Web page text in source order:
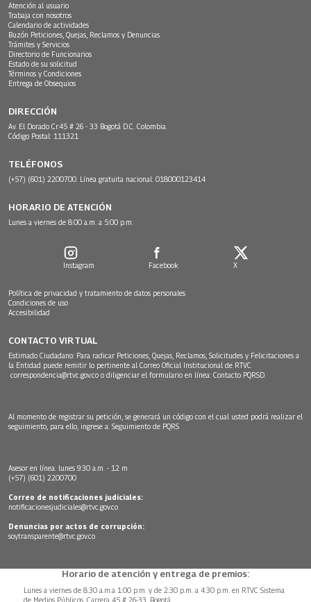
Atención al usuario
Trabaja con nosotros
Calendario de actividades
Buzón Peticiones, Quejas, Reclamos y Denuncias
Trámites y Servicios
Directorio de Funcionarios
Estado de su solicitud
Términos y Condiciones
Entrega de Obsequios
DIRECCIÓN
Av. El Dorado Cr.45 # 26 - 33 Bogotá D.C. Colombia.
Código Postal: 111321
TELÉFONOS
(+57) (601) 2200700. Línea gratuita nacional: 018000123414
HORARIO DE ATENCIÓN
Lunes a viernes de 8:00 a.m. a 5:00 p.m.
Instagram Facebook X
Política de privacidad y tratamiento de datos personales
Condiciones de uso
Accesibilidad
CONTACTO VIRTUAL
Estimado Ciudadano: Para radicar Peticiones, Quejas, Reclamos, Solicitudes y Felicitaciones a
la Entidad puede remitir lo pertinente al Correo Oficial Institucional de RTVC
correspondencia@rtvc.gov.co o diligenciar el formulario en línea: Contacto PQRSD.
Al momento de registrar su petición, se generará un código con el cual usted podrá realizar el
seguimiento, para ello, ingrese a: Seguimiento de PQRS
Asesor en línea: lunes 9:30 a.m. - 12 m
(+57) (601) 2200700
Correo de notificaciones judiciales:
notificacionesjudiciales@rtvc.gov.co
Denuncias por actos de corrupción:
soytransparente@rtvc.gov.co
Horario de atención y entrega de premios:
Lunes a viernes de 8:30 a.m.a 1:00 p.m. y de 2:30 p.m. a 4:30 p.m. en RTVC Sistema
de Medios Públicos, Carrera 45 # 26-33, Bogotá.